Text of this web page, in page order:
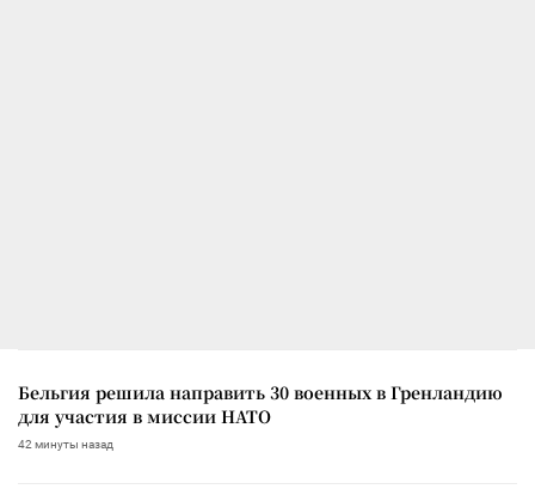
Бельгия решила направить 30 военных в Гренландию
для участия в миссии НАТО
42 минуты назад